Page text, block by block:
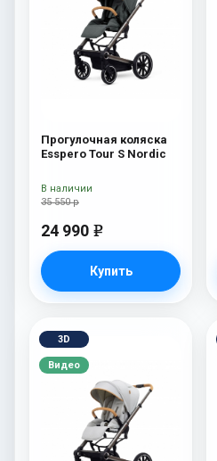
Прогулочная коляска
Esspero Tour S Nordic
35 550 р
24 990 e
Купить
В наличии
3D
Видео